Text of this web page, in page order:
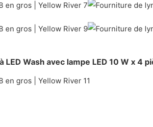
Wash avec lampe LED 10 W x 4